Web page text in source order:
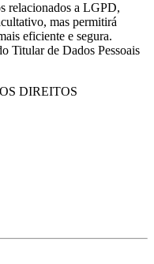
relacionados a LGPD,
mas permitirá
eficiente e segura.
Titular de Dados Pessoais
DIREITOS